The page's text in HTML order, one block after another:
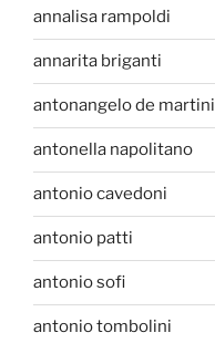
annalisa rampoldi
annarita briganti
antonangelo de martini
antonella napolitano
antonio cavedoni
antonio patti
antonio sofi
antonio tombolini